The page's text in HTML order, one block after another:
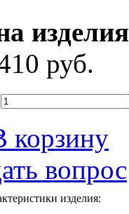
изделия
руб.
корзину
вопрос
изделия: